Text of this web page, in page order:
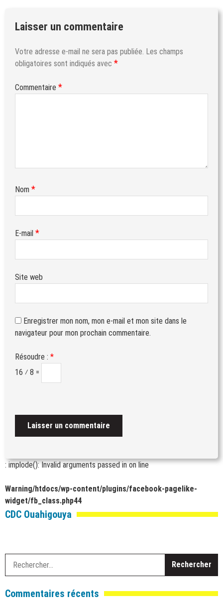
Laisser un commentaire
Votre adresse e-mail ne sera pas publiée. Les champs
obligatoires sont indiqués avec *
Commentaire *
Nom *
E-mail *
Site web
Enregistrer mon nom, mon e-mail et mon site dans le
navigateur pour mon prochain commentaire.
Résoudre : *
16 ⁄ 8 =
: implode(): Invalid arguments passed inon line
Warning/htdocs/wp-content/plugins/facebook-pagelike-
widget/fb_class.php44
CDC Ouahigouya
Commentaires récents